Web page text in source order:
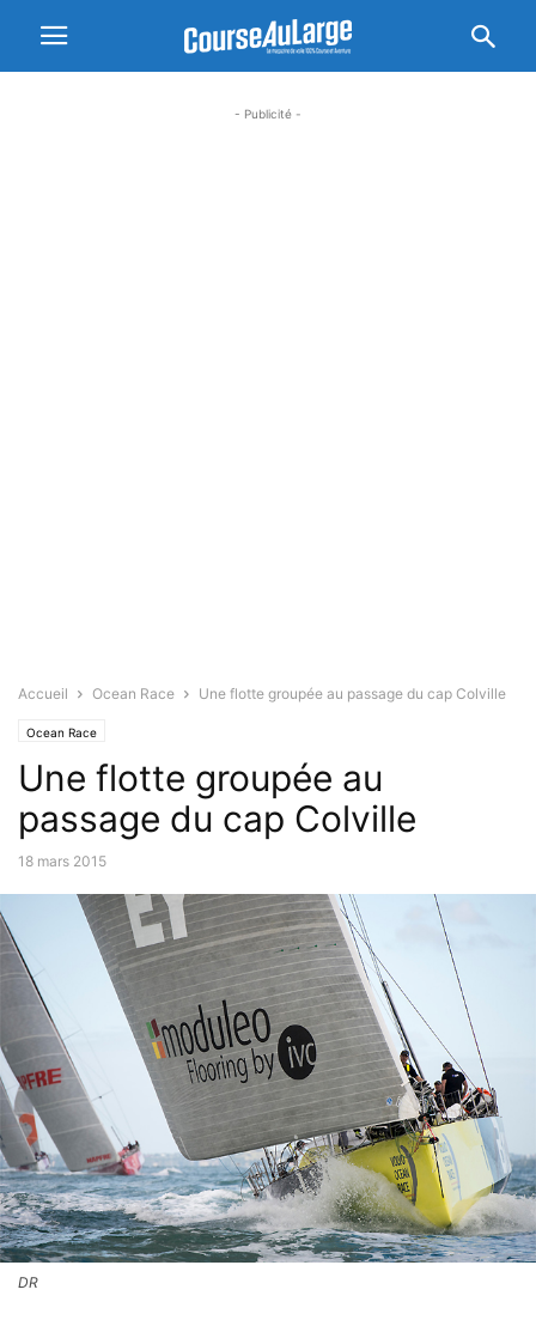
- Publicité -
Accueil Ocean Race Une flotte groupée au passage du cap Colville
Ocean Race
Une flotte groupée au
passage du cap Colville
18 mars 2015
DR